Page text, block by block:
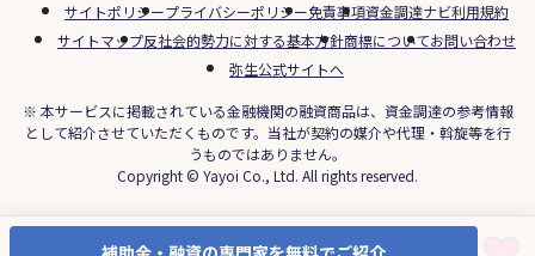
サイトポリシープライバシーポリシー免責事項資金調達ナビ利用規約
サイトマップ反社会的勢力に対する基本方針商標についてお問い合わせ
弥生公式サイトへ
※ 本サービスに掲載されている金融機関の融資商品は、資金調達の参考情報
として紹介させていただくものです。当社が契約の媒介や代理・斡旋等を行
うものではありません。
Copyright © Yayoi Co., Ltd. All rights reserved.